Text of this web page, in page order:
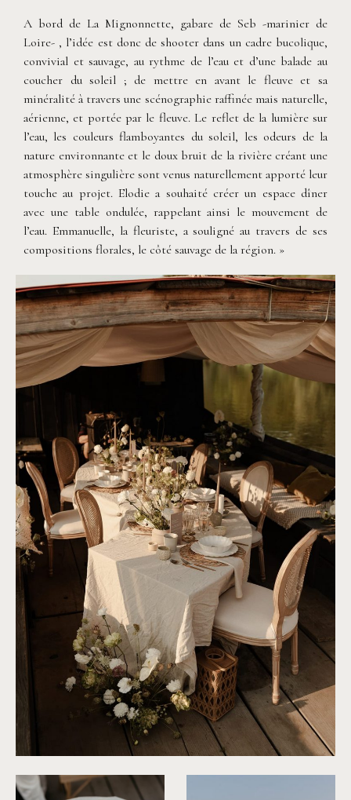
A bord de La Mignonnette, gabare de Seb -marinier de
Loire- , l’idée est donc de shooter dans un cadre bucolique,
convivial et sauvage, au rythme de l’eau et d’une balade au
coucher du soleil ; de mettre en avant le fleuve et sa
minéralité à travers une scénographie raffinée mais naturelle,
aérienne, et portée par le fleuve. Le reflet de la lumière sur
l’eau, les couleurs flamboyantes du soleil, les odeurs de la
nature environnante et le doux bruit de la rivière créant une
atmosphère singulière sont venus naturellement apporté leur
touche au projet. Elodie a souhaité créer un espace dîner
avec une table ondulée, rappelant ainsi le mouvement de
l’eau. Emmanuelle, la fleuriste, a souligné au travers de ses
compositions florales, le côté sauvage de la région. »